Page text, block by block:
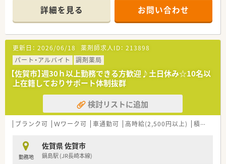
務できる方の募集です。
詳細を見る お問い合わせ
更新日： 2026/06/18 薬剤師求人ID： 213898
パート・アルバイト
調剤薬局
【佐賀市】週30ｈ以上勤務できる方歓迎♪土日休み☆10名以
上在籍しておりサポート体制抜群
検討リストに追加
ブランク可 Ｗワーク可 車通勤可 高時給(2,500円以上) 積雪なし
勤務地
佐賀県 佐賀市
鍋島駅 (JR長崎本線)